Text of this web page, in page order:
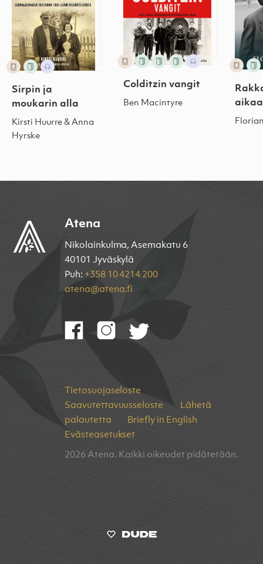
Sirpin ja
moukarin alla
Kirsti Huurre & Anna
Hyrske
Colditzin vangit
Ben Macintyre
Atena
Nikolainkulma, Asemakatu 6
40101 Jyväskylä
Puh: +358 10 4214 200
atena@atena.fi
Tietosuojaseloste
Saavutettavuusseloste
Lähetä
palautetta
Briefly in English
Evästeasetukset
2026 Atena. Kaikki oikeudet pidätetään.